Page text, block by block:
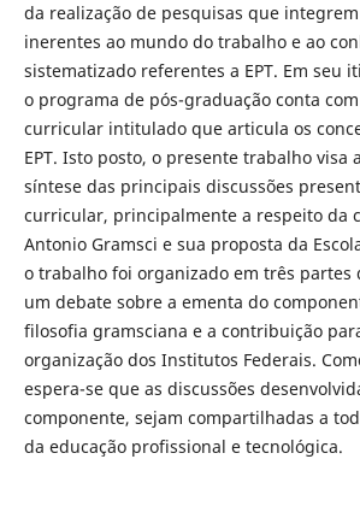
da realização de pesquisas que
inerentes ao mundo do trabalho e ao
sistematizado referentes a EPT. Em seu
o programa de pós-graduação conta
curricular intitulado que articula os
EPT. Isto posto, o presente trabalho visa
síntese das principais discussões
curricular, principalmente a respeito da
Antonio Gramsci e sua proposta da
o trabalho foi organizado em três partes
um debate sobre a ementa do
filosofia gramsciana e a contribuição
organização dos Institutos Federais.
espera-se que as discussões
componente, sejam compartilhadas a
da educação profissional e tecnológica.